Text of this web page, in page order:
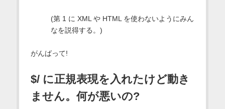
(第 1 に XML や HTML を使わないようにみん
なを説得する。)
がんばって!
$/ に正規表現を入れたけど動き
ません。何が悪いの?